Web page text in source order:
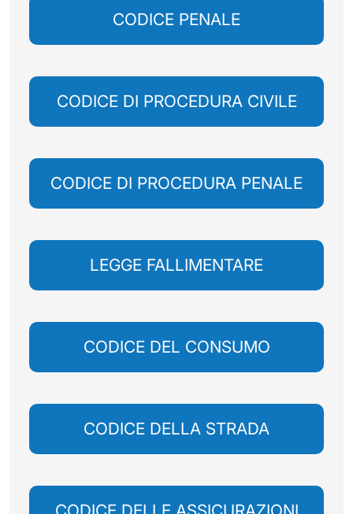
CODICE PENALE
CODICE DI PROCEDURA CIVILE
CODICE DI PROCEDURA PENALE
LEGGE FALLIMENTARE
CODICE DEL CONSUMO
CODICE DELLA STRADA